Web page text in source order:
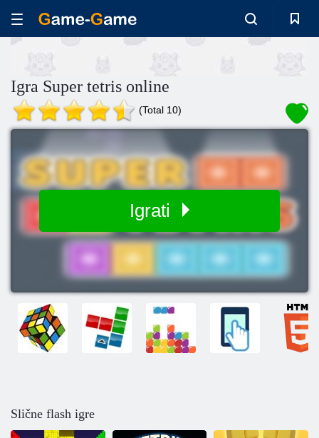
Igra Super tetris online
(Total 10)
Igrati
Slične flash igre